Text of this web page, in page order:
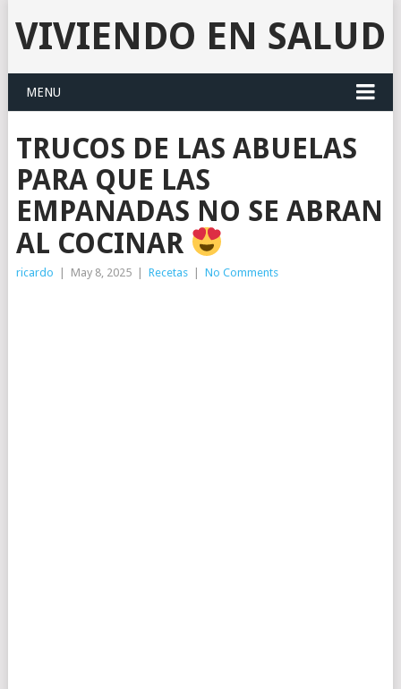
VIVIENDO EN SALUD
MENU
TRUCOS DE LAS ABUELAS
PARA QUE LAS
EMPANADAS NO SE ABRAN
AL COCINAR
ricardo May 8, 2025 Recetas No Comments